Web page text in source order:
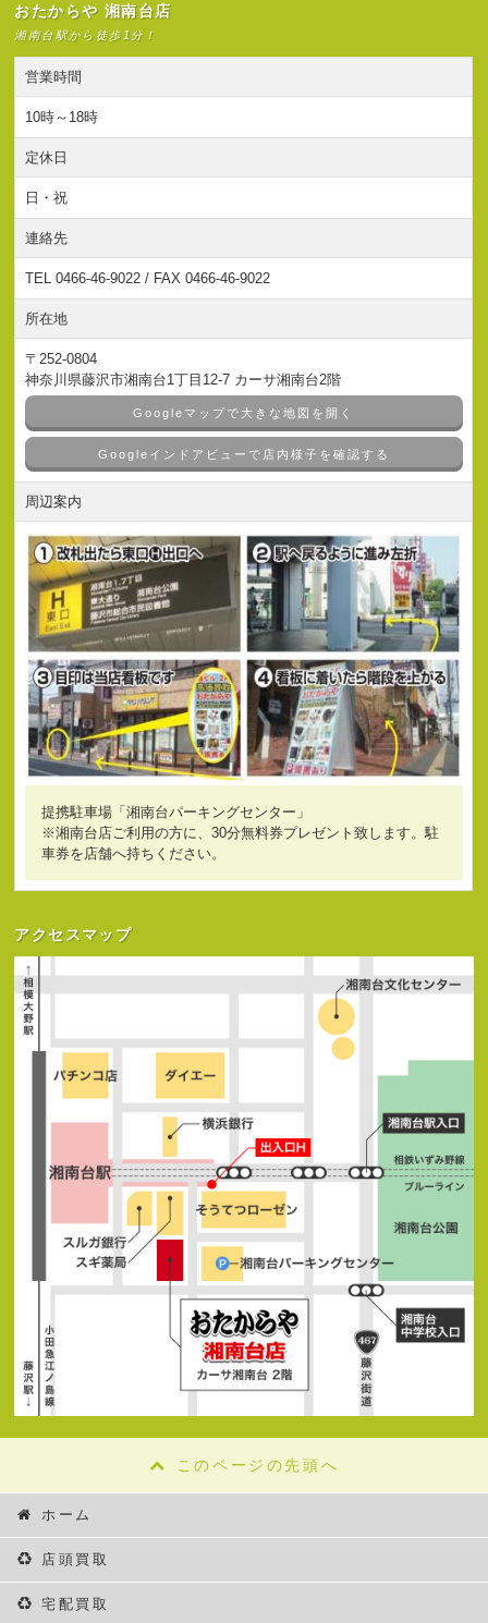
おたからや 湘南台店
湘南台駅から徒歩1分！
営業時間
10時～18時
定休日
日・祝
連絡先
TEL 0466-46-9022 / FAX 0466-46-9022
所在地
〒252-0804
神奈川県藤沢市湘南台1丁目12-7 カーサ湘南台2階
Googleマップで大きな地図を開く
Googleインドアビューで店内様子を確認する
周辺案内
提携駐車場「湘南台パーキングセンター」
※湘南台店ご利用の方に、30分無料券プレゼント致します。駐
車券を店舗へ持ちください。
アクセスマップ
このページの先頭へ
ホーム
店頭買取
宅配買取